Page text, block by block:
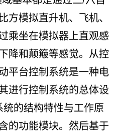
方模拟直升机、飞机、
乘坐在模拟器上直观感
降和颠簸等感觉。从控
平台控制系统是一种电
进行控制系统的总体设
的结构特性与工作原
的功能模块。然后基于